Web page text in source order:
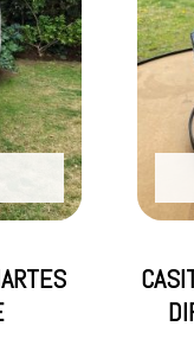
precios:
desde
$55.000
hasta
$100.000
tiene
múltiples
variantes.
Las
opciones
se
pueden
elegir
página